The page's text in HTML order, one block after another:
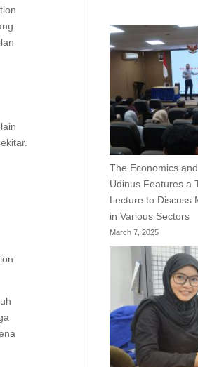
The Economics
Udinus Features a
Lecture to Discuss
in Various Sectors
March 7, 2025